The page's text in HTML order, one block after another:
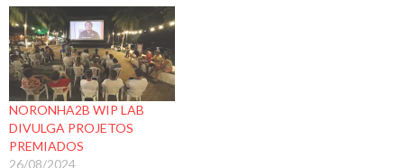
NORONHA2B WIP LAB
DIVULGA PROJETOS
PREMIADOS
26/08/2024